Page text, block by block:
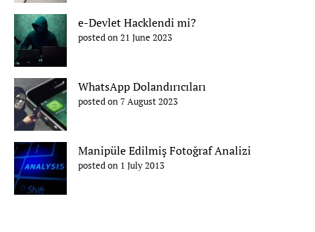
e-Devlet Hacklendi mi?
posted on 21 June 2023
WhatsApp Dolandırıcıları
posted on 7 August 2023
Manipüle Edilmiş Fotoğraf Analizi
posted on 1 July 2013